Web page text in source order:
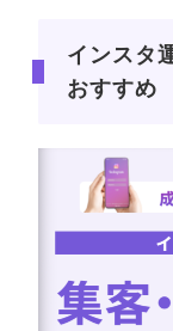
インスタ
おすすめ